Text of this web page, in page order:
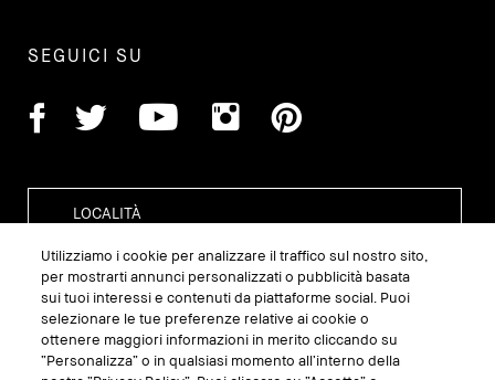
SEGUICI SU
GESTISCI I COOKIE DEL SITO
TERMINI E CONDIZIONI
Utilizziamo i cookie per analizzare il traffico sul nostro sito,
per mostrarti annunci personalizzati o pubblicità basata
sui tuoi interessi e contenuti da piattaforme social. Puoi
selezionare le tue preferenze relative ai cookie o
ottenere maggiori informazioni in merito cliccando su
“Personalizza” o in qualsiasi momento all’interno della